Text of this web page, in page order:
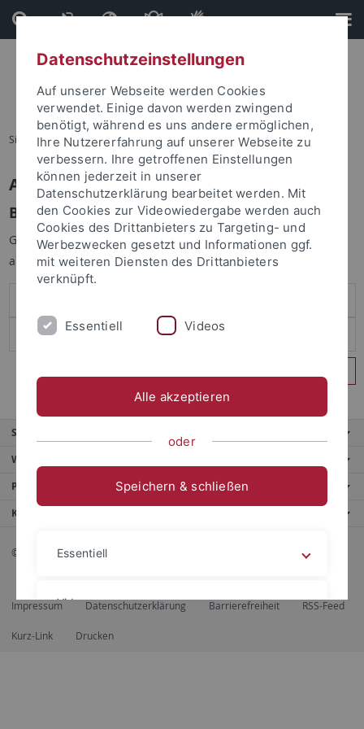
Direkt
zum
Inhalt
Direkt
zur
Fußleiste
Sie sind hier: Startseite
Anmelden
Benutzeranmeldung
Geben Sie Ihren Benutzernamen und Ihr Passwort an um sich
anzumelden:
Service
Weitere Angebote
Portale
Kontaktinfo
© 2026 Eberhard Karls Universität Tübingen, Tübingen
Impressum Datenschutzerklärung Barrierefreiheit RSS-Feed
Kurz-Link Drucken
Datenschutzeinstellungen
Auf unserer Webseite werden Cookies
verwendet. Einige davon werden zwingend
benötigt, während es uns andere ermöglichen,
Ihre Nutzererfahrung auf unserer Webseite zu
verbessern. Ihre getroffenen Einstellungen
können jederzeit in unserer
Datenschutzerklärung bearbeitet werden. Mit
den Cookies zur Videowiedergabe werden auch
Cookies des Drittanbieters zu Targeting- und
Werbezwecken gesetzt und Informationen ggf.
mit weiteren Diensten des Drittanbieters
verknüpft.
Essentiell Videos
Alle akzeptieren
oder
Speichern & schließen
Essentiell
Videos